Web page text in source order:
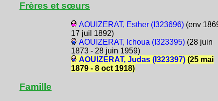
Frères et sœurs
AOUIZERAT, Esther (I323696)(env
17 juil 1892)
AOUIZERAT, Ichoua (I323395)(28 juin
1873 - 28 juin 1959)
AOUIZERAT, Judas (I323397)(25 mai
1879 - 8 oct 1918)
Famille